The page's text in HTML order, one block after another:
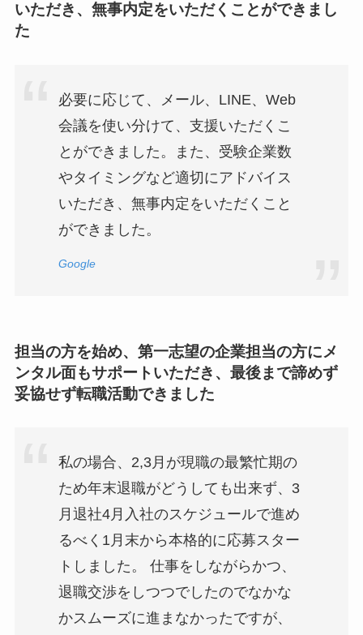
いただき、無事内定をいただくことができまし
た
必要に応じて、メール、LINE、Web
会議を使い分けて、支援いただくこ
とができました。また、受験企業数
やタイミングなど適切にアドバイス
いただき、無事内定をいただくこと
ができました。
Google
担当の方を始め、第一志望の企業担当の方にメ
ンタル面もサポートいただき、最後まで諦めず
妥協せず転職活動できました
私の場合、2,3月が現職の最繁忙期の
ため年末退職がどうしても出来ず、3
月退社4月入社のスケジュールで進め
るべく1月末から本格的に応募スター
トしました。 仕事をしながらかつ、
退職交渉をしつつでしたのでなかな
かスムーズに進まなかったですが、